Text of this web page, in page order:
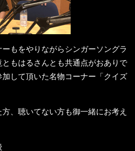
もをやりながらシンガーソングラ
もはるさんとも共通点がおありで
して頂いた名物コーナー「クイズ
、聴いてない方も御一緒にお考え